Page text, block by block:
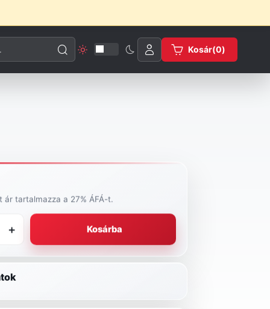
Kosár(0)
tartalmazza a 27% ÁFÁ-t.
+ Kosárba